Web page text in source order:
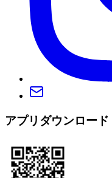
アプリダウンロード